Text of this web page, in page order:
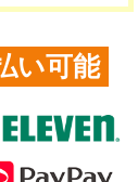
い可能